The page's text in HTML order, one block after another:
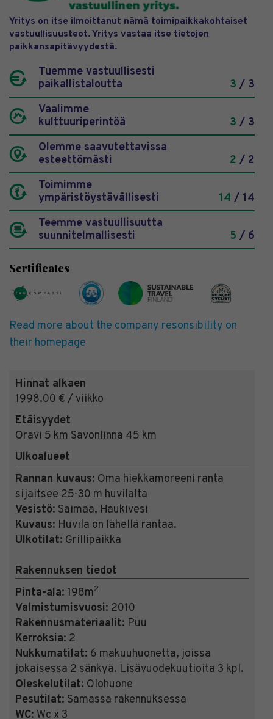
Yritys on itse ilmoittanut nämä toimipaikkakohtaiset
vastuullisuusteot. Yritys vastaa itse tietojen
paikkansapitävyydestä.
Tuemme vastuullisesti
paikallistaloutta
3 / 3
Vaalimme
kulttuuriperintöä
3 / 3
Olemme saavutettavissa
esteettömästi
2 / 2
Toimimme
ympäristöystävällisesti
14 / 14
Teemme vastuullisuutta
suunnitelmallisesti
5 / 6
Sertificates
Read more about the company resonsibility on
their homepage
Hinnat alkaen
1998.00 € / viikko
Etäisyydet
Oravi 5 km Savonlinna 45 km
Ulkoalueet
Rannan kuvaus: Oma hiekkamoreeni ranta
sijaitsee 25-30 m huvilalta
Vesistö: Saimaa, Haukivesi
Kuvaus: Huvila on lähellä rantaa.
Ulkotilat: Grillipaikka
Rakennuksen tiedot
Pinta-ala: 198m2
Valmistumisvuosi: 2010
Rakennusmateriaalit: Puu
Kerroksia: 2
Nukkumatilat: 6 makuuhuonetta, joissa
jokaisessa 2 sänkyä. Lisävuodekuutioita 3 kpl.
Oleskelutilat: Olohuone
Pesutilat: Samassa rakennuksessa
WC: Wc x 3